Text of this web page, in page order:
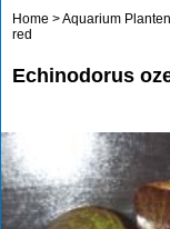
Home >Aquarium Planten
red
Echinodorus